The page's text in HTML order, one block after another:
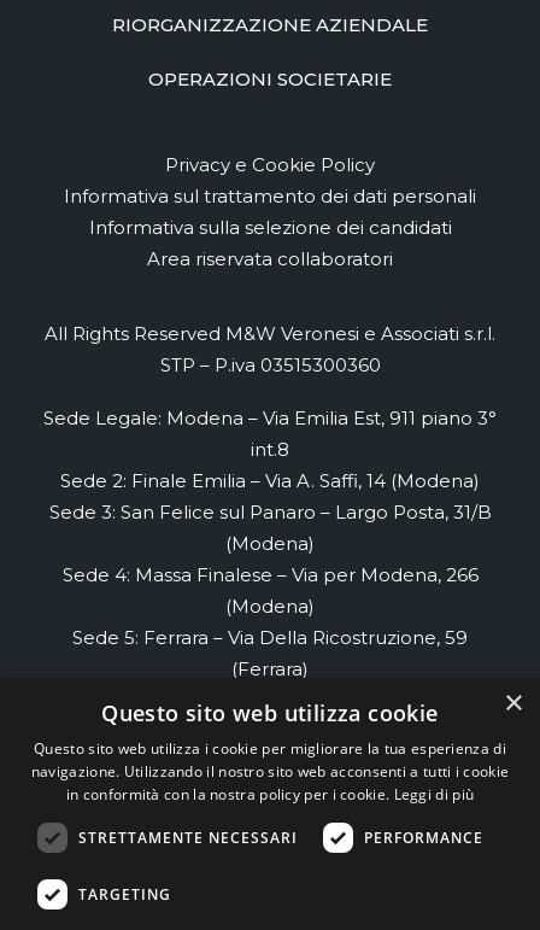
RIORGANIZZAZIONE AZIENDALE
OPERAZIONI SOCIETARIE
Privacy e Cookie Policy
Informativa sul trattamento dei dati personali
Informativa sulla selezione dei candidati
Area riservata collaboratori
All Rights Reserved M&W Veronesi e Associati s.r.l.
STP – P.iva 03515300360
Sede Legale: Modena – Via Emilia Est, 911 piano 3°
int.8
Sede 2: Finale Emilia – Via A. Saffi, 14 (Modena)
Sede 3: San Felice sul Panaro – Largo Posta, 31/B
(Modena)
Sede 4: Massa Finalese – Via per Modena, 266
(Modena)
Sede 5: Ferrara – Via Della Ricostruzione, 59
(Ferrara)
Sede 6: Renazzo- Via di Renazzo, 58 piano 2
Sede 7: Cento- Via Cesare Cremonino, 32
(Ferrara)
×
Questo sito web utilizza cookie
Questo sito web utilizza i cookie per migliorare la tua esperienza di
navigazione. Utilizzando il nostro sito web acconsenti a tutti i cookie
in conformità con la nostra policy per i cookie. Leggi di più
STRETTAMENTE NECESSARI PERFORMANCE
TARGETING